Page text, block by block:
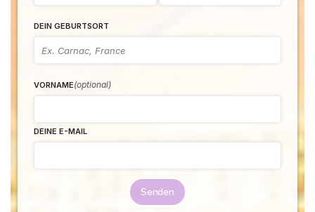
DEIN GEBURTSORT
VORNAME(optional)
DEINE E-MAIL
Senden